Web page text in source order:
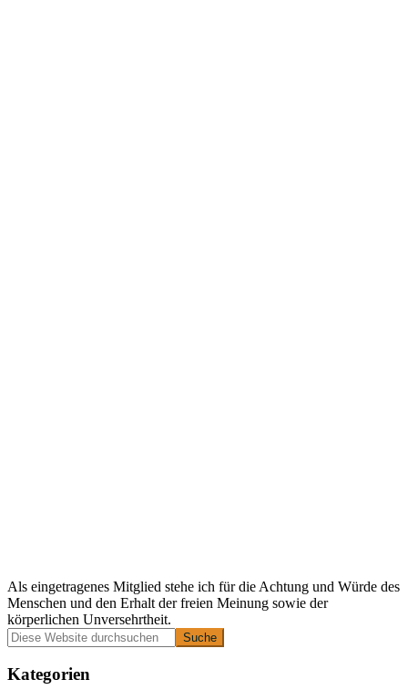
Als eingetragenes Mitglied stehe ich für die Achtung und Würde des
Menschen und den Erhalt der freien Meinung sowie der
körperlichen Unversehrtheit.
Primäre
Seitenleiste
Diese
Website
durchsuchen
Kategorien